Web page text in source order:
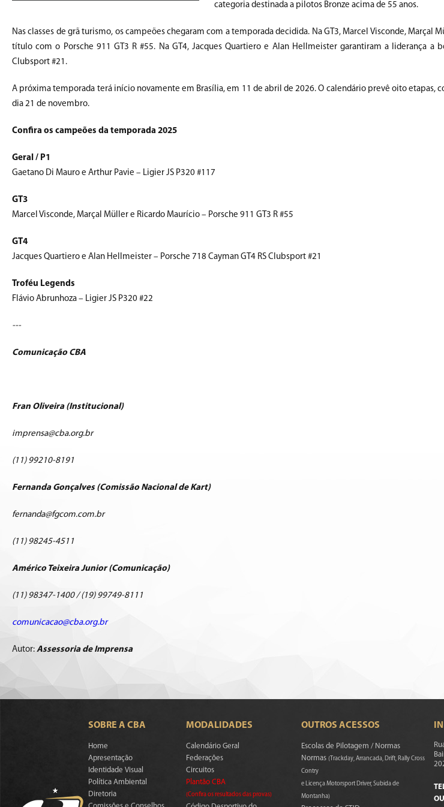
categoria destinada a pilotos Bronze acima de 55 anos.
Nas classes de grã turismo, os campeões chegaram com a temporada decidida. Na GT3, Marcel Visconde, Marçal
título com o Porsche 911 GT3 R #55. Na GT4, Jacques Quartiero e Alan Hellmeister garantiram a liderança a
Clubsport #21.
A próxima temporada terá início novamente em Brasília, em 11 de abril de 2026. O calendário prevê oito etapas,
dia 21 de novembro.
Confira os campeões da temporada 2025
Geral / P1
Gaetano Di Mauro e Arthur Pavie – Ligier JS P320 #117
GT3
Marcel Visconde, Marçal Müller e Ricardo Maurício – Porsche 911 GT3 R #55
GT4
Jacques Quartiero e Alan Hellmeister – Porsche 718 Cayman GT4 RS Clubsport #21
Troféu Legends
Flávio Abrunhoza – Ligier JS P320 #22
---
Comunicação CBA
Fran Oliveira (Institucional)
imprensa@cba.org.br
(11) 99210-8191
Fernanda Gonçalves (Comissão Nacional de Kart)
fernanda@fgcom.com.br
(11) 98245-4511
Américo Teixeira Junior (Comunicação)
(11) 98347-1400 / (19) 99749-8111
comunicacao@cba.org.br
Autor: Assessoria de Imprensa
SOBRE A CBA
Home
Apresentação
Identidade Visual
Política Ambiental
Diretoria
MODALIDADES
Calendário Geral
Federações
Circuitos
Plantão CBA
(Confira os resultados das provas)
OUTROS ACESSOS
Escolas de Pilotagem / Normas
Normas(Trackday, Arrancada, Drift, Rally Cross
Contry
e Licença Motorsport Driver, Subida de
Montanha)